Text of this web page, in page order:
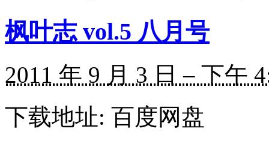
枫叶志 vol.5 八月号
2011 年 9 月 3 日 – 下午
下载地址: 百度网盘